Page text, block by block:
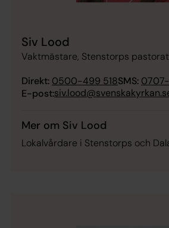
Siv Lood
Vaktmästare, Stenstorps pastorat
Direkt: 0500-499 518SMS:
E-post:
Mer om Siv Lood
Lokalvårdare i Stenstorps och